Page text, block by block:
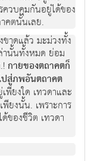
ควบคุมกันอยู่ได้ของ
คตนั้นเลย.
าดแล้ว มะม่วงทั้ง
านั้นทั้งหมด ย่อม
กายของตถาคตก็
สู่ภพอันตถาคต
พียงใด เทวดาและ
ยงนั้น. เพราะการ
ของชีวิต เทวดา